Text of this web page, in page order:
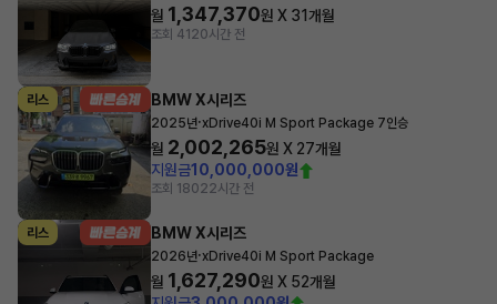
월 1,347,370원 X 31개월
조회 41 20시간 전
리스 BMW X시리즈
2025년·xDrive40i M Sport Package 7인승
월 2,002,265원 X 27개월
지원금10,000,000원
조회 18022시간 전
리스 BMW X시리즈
2026년·xDrive40i M Sport Package
월 1,627,290원 X 52개월